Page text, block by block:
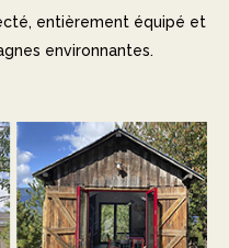
entièrement équipé et
environnantes.